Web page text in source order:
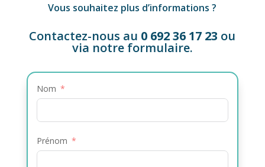
Vous souhaitez plus d’informations ?
Contactez-nous au 0 692 36 17 23 ou
via notre formulaire.
Nom
Prénom